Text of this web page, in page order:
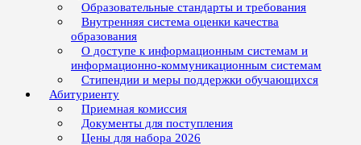
Образовательные стандарты и требования
Внутренняя система оценки качества
образования
О доступе к информационным системам и
информационно-коммуникационным системам
Стипендии и меры поддержки обучающихся
Абитуриенту
Приемная комиссия
Документы для поступления
Цены для набора 2026